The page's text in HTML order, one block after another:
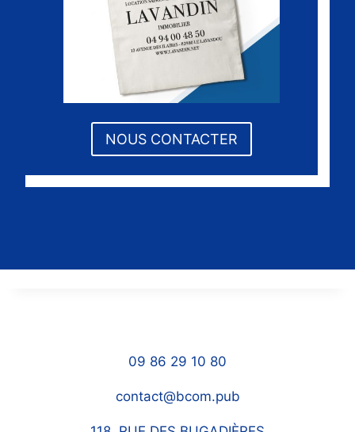
NOUS CONTACTER
09 86 29 10 80
contact@bcom.pub